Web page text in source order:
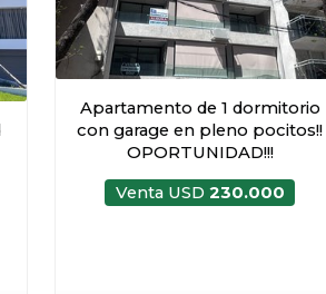
Apartamento de 1 dormitorio
con garage en pleno pocitos!!
OPORTUNIDAD!!!
Venta USD 230.000